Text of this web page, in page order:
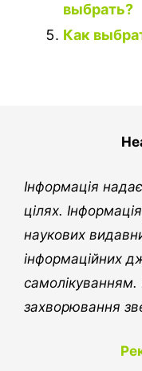
выбрать?
Как
Інформація
цілях.
наукових
інформаційних
захворювання